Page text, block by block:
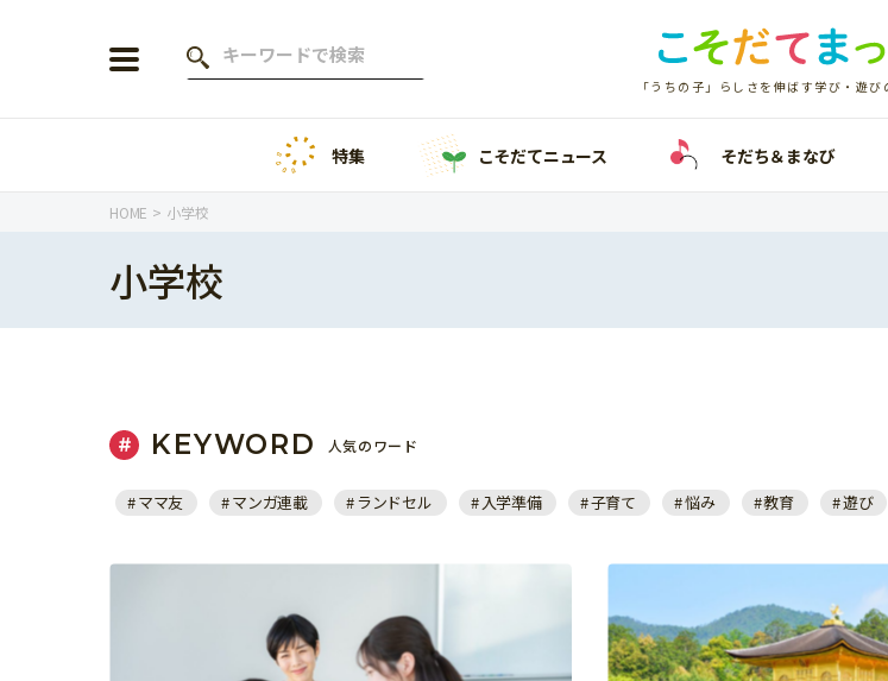
「うちの子」らしさを伸ばす学び・遊び
年齢から探す
3歳
小学1年生
小学2年生
小学3年生
小学4年生
特集
こそだてニュース
特集 こそだてニュース そだち＆まなび
HOME 小学校
小学校
KEYWORD 人気のワード
ママ友 マンガ連載 ランドセル 入学準備 子育て 悩み 教育 遊び